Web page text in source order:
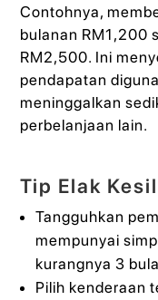
Contohnya,
bulanan RM1,200
RM2,500. Ini
pendapatan
meninggalkan
perbelanjaan lain.
Tip Elak
Tangguhkan
mempunyai
kurangnya 3
Pilih kenderaan